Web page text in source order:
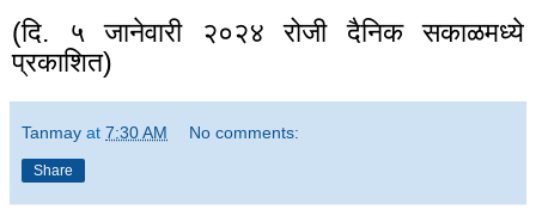
(दि. ५ जानेवारी २०२४ रोजी दैनिक सकाळमध्ये
प्रकाशित)
Tanmay at 7:30 AM No comments:
Share